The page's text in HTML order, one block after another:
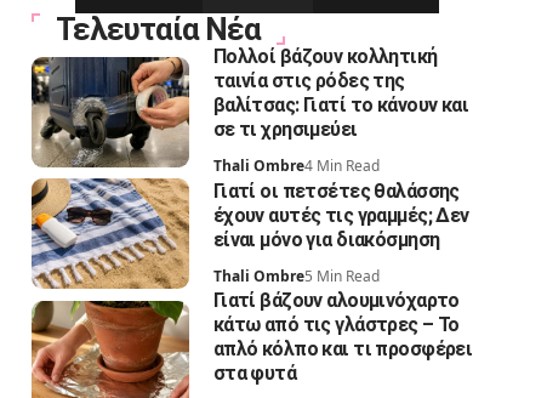
Τελευταία Νέα
Πολλοί βάζουν κολλητική
ταινία στις ρόδες της
βαλίτσας: Γιατί το κάνουν και
σε τι χρησιμεύει
Thali Ombre4 Min Read
Γιατί οι πετσέτες θαλάσσης
έχουν αυτές τις γραμμές; Δεν
είναι μόνο για διακόσμηση
Thali Ombre5 Min Read
Γιατί βάζουν αλουμινόχαρτο
κάτω από τις γλάστρες – Το
απλό κόλπο και τι προσφέρει
στα φυτά